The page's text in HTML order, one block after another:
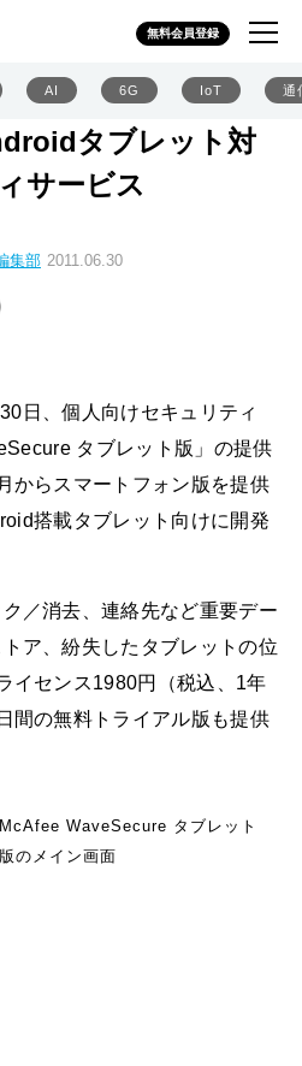
無料会員登録
AI 6G IoT 通
タブレット対
サービス
集部 2011.06.30
日、個人向けセキュリティ
タブレット版」の提供
からスマートフォン版を提供
搭載タブレット向けに開発
／消去、連絡先など重要デー
ア、紛失したタブレットの位
イセンス1980円（税込、1年
間の無料トライアル版も提供
McAfee WaveSecure タブレット
版のメイン画面